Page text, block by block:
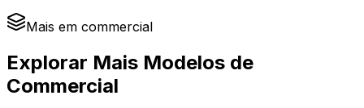
Mais em commercial
Explorar Mais Modelos de
Commercial